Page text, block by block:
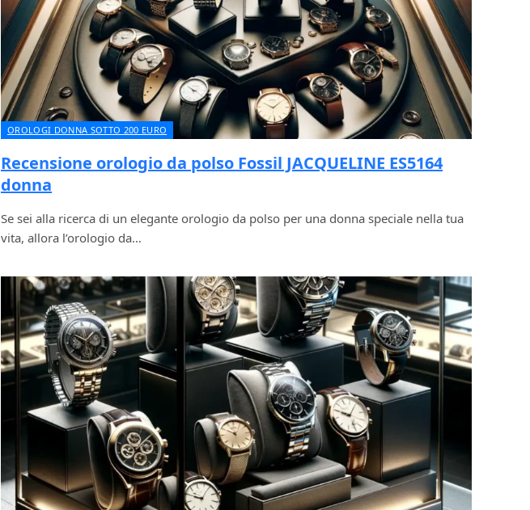
OROLOGI DONNA SOTTO 200 EURO
Recensione orologio da polso Fossil JACQUELINE ES5164
donna
Se sei alla ricerca di un elegante orologio da polso per una donna speciale nella tua
vita, allora l’orologio da…